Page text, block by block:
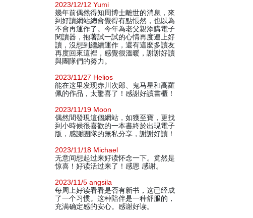
2023/12/12 Yumi
幾年前偶然得知周博士離世的消息，來
到好讀網站總會覺得有點悵然，也以為
不會再運作了。今年為老父親添購電子
閱讀器，抱著試一試的心情再度連上好
讀，沒想到繼續運作，還有這麼多讀友
再度回來這裡，感覺很溫暖，謝謝好讀
與團隊們的努力。
2023/11/27 Helios
能在这里发现赤川次郎、鬼马星和高羅
佩的作品，太驚喜了！感謝好讀書櫃！
2023/11/19 Moon
偶然間發現這個網站，如獲至寶，更找
到小時候很喜歡的一本書終於出現電子
版，感謝團隊的無私分享，謝謝好讀！
2023/11/18 Michael
无意间想起过来好读怀念一下。竟然是
惊喜！好读活过来了！感恩 感谢。
2023/11/5 angsila
每周上好读看看是否有新书，这已经成
了一个习惯。这种陪伴是一种舒服的，
充满确定感的安心。感谢好读。